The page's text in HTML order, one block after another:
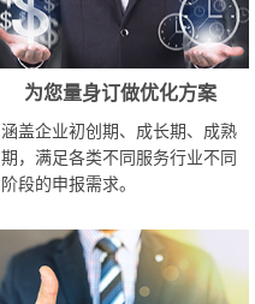
为您量身订做优化方案
涵盖企业初创期、成长期、成熟
期，满足各类不同服务行业不同
阶段的申报需求。